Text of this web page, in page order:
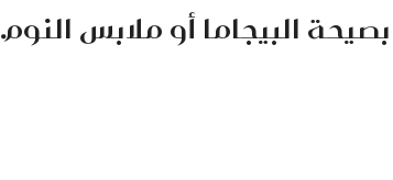
البيجاما أو ملابس النوم.